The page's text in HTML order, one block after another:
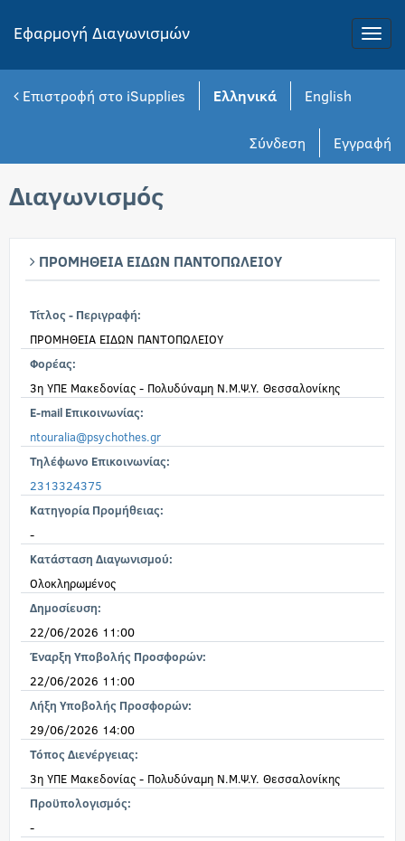
Toggle
Εφαρμογή Διαγωνισμών
Επιστροφή στο iSupplies Ελληνικά English
Εγγραφή
Σύνδεση
Διαγωνισμός
ΠΡΟΜΗΘΕΙΑ ΕΙΔΩΝ ΠΑΝΤΟΠΩΛΕΙΟΥ
Τίτλος - Περιγραφή:
ΠΡΟΜΗΘΕΙΑ ΕΙΔΩΝ ΠΑΝΤΟΠΩΛΕΙΟΥ
Φορέας:
3η ΥΠΕ Μακεδονίας - Πολυδύναμη Ν.Μ.Ψ.Υ. Θεσσαλονίκης
E-mail Επικοινωνίας:
ntouralia@psychothes.gr
Τηλέφωνο Επικοινωνίας:
2313324375
Κατηγορία Προμήθειας:
-
Κατάσταση Διαγωνισμού:
Ολοκληρωμένος
Δημοσίευση:
22/06/2026 11:00
Έναρξη Υποβολής Προσφορών:
22/06/2026 11:00
Λήξη Υποβολής Προσφορών:
29/06/2026 14:00
Τόπος Διενέργειας:
3η ΥΠΕ Μακεδονίας - Πολυδύναμη Ν.Μ.Ψ.Υ. Θεσσαλονίκης
Προϋπολογισμός:
-